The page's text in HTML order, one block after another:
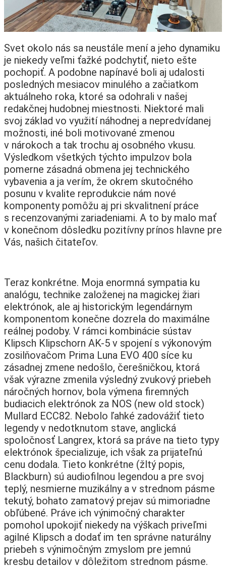
Svet okolo nás sa neustále mení a jeho dynamiku
je niekedy veľmi ťažké podchytiť, nieto ešte
pochopiť. A podobne napínavé boli aj udalosti
posledných mesiacov minulého a začiatkom
aktuálneho roka, ktoré sa odohrali v našej
redakčnej hudobnej miestnosti. Niektoré mali
svoj základ vo využití náhodnej a nepredvídanej
možnosti, iné boli motivované zmenou
v nárokoch a tak trochu aj osobného vkusu.
Výsledkom všetkých týchto impulzov bola
pomerne zásadná obmena jej technického
vybavenia a ja verím, že okrem skutočného
posunu v kvalite reprodukcie nám nové
komponenty pomôžu aj pri skvalitnení práce
s recenzovanými zariadeniami. A to by malo mať
v konečnom dôsledku pozitívny prínos hlavne pre
Vás, našich čitateľov.
Teraz konkrétne. Moja enormná sympatia ku
analógu, technike založenej na magickej žiari
elektrónok, ale aj historickým legendárnym
komponentom konečne dozrela do maximálne
reálnej podoby. V rámci kombinácie sústav
Klipsch Klipschorn AK-5 v spojení s výkonovým
zosilňovačom Prima Luna EVO 400 síce ku
zásadnej zmene nedošlo, čerešničkou, ktorá
však výrazne zmenila výsledný zvukový priebeh
náročných hornov, bola výmena firemných
budiacich elektrónok za NOS (new old stock)
Mullard ECC82. Nebolo ľahké zadovážiť tieto
legendy v nedotknutom stave, anglická
spoločnosť Langrex, ktorá sa práve na tieto typy
elektrónok špecializuje, ich však za prijateľnú
cenu dodala. Tieto konkrétne (žltý popis,
Blackburn) sú audiofilnou legendou a pre svoj
teplý, nesmierne muzikálny a v strednom pásme
tekutý, bohato zamatový prejav sú mimoriadne
obľúbené. Práve ich výnimočný charakter
pomohol upokojiť niekedy na výškach priveľmi
agilné Klipsch a dodať im ten správne naturálny
priebeh s výnimočným zmyslom pre jemnú
kresbu detailov v dôležitom strednom pásme.